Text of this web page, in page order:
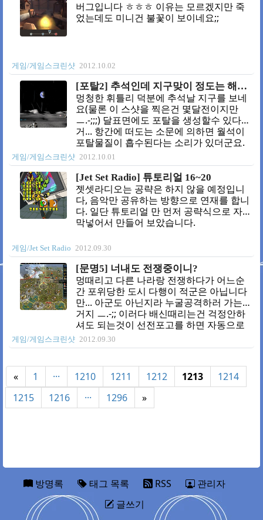
버그입니다 ㅎㅎㅎ 이유는 모르겠지만 죽
었는데도 미니건 불꽃이 보이네요;;
게임/게임스크린샷 2012.10.02
[포탈2] 추석인데 지구맞이 정도는 해줘야지
멍청한 휘틀리 덕분에 추석날 지구를 보네
요(물론 이 스샷을 찍은건 몇달전이지만
ㅡ.-;;;) 달표면에도 포탈을 생성할수 있다는
거... 항간에 떠도는 소문에 의하면 월석이
포탈물질이 흡수된다는 소리가 있더군요.
(포탈물질이 흡수되야만 포탈이 열림) 포탈
건은 월석을 이용하여 만들었습니다. (케이
프존슨이 월석과 포탈건의 상관관계를 언
급하죠.) 그렇기 때문에 달에 포탈을 열수
있다고 하더군요. 근데 정식설정인지는 확
인 못했습니다;;;
게임/게임스크린샷 2012.10.01
[Jet Set Radio] 튜토리얼 16~20
젯셋라디오는 공략은 하지 않을 예정입니
다, 음악만 공유하는 방향으로 연재를 합니
다. 일단 튜토리얼 만 먼저 공략식으로 자
막넣어서 만들어 보았습니다.
게임/Jet Set Radio 2012.09.30
[문명5] 너내도 전쟁중이니?
멍때리고 다른 나라랑 전쟁하다가 어느순
간 포위당한 도시 다행이 적군은 아닙니다
만... 아군도 아닌지라 누굴공격하러 가는
거지 ㅡ.-;; 이러다 배신때리는건 걱정안하
셔도 되는것이 선전포고를 하면 자동으로
국경으로 유닛이 밀려납니다. 포위당한상
태로 선전포고 당할일은 없다는게 다행이
게임/게임스크린샷 2012.09.30
« 1 ··· 1210 1211 1212 1213
1214
1215
1216 ··· 1296 »
방명록 태그 목록 RSS
관리자
글쓰기